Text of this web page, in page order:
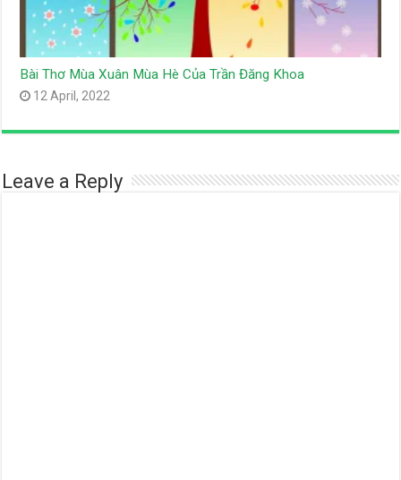
Bài Thơ Mùa Xuân Mùa Hè Của Trần Đăng Khoa
12 April, 2022
Leave a Reply